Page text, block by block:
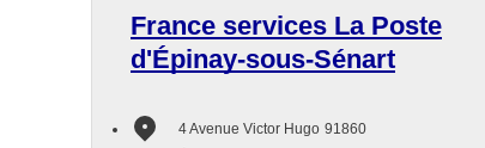
France services La Poste
d'Épinay-sous-Sénart
4 Avenue Victor Hugo 91860